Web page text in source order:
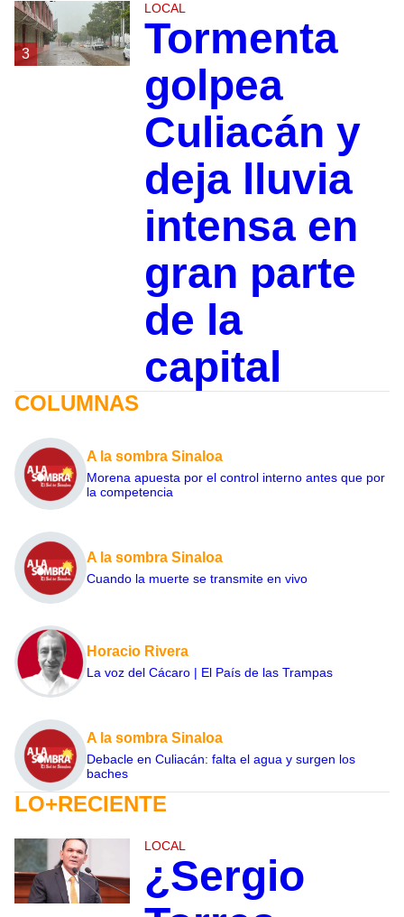
3
LOCAL
Tormenta
golpea
Culiacán y
deja lluvia
intensa en
gran parte
de la
capital
COLUMNAS
A la sombra Sinaloa
Morena apuesta por el control interno antes que por
la competencia
A la sombra Sinaloa
Cuando la muerte se transmite en vivo
Horacio Rivera
La voz del Cácaro | El País de las Trampas
A la sombra Sinaloa
Debacle en Culiacán: falta el agua y surgen los
baches
LO+RECIENTE
LOCAL
¿Sergio